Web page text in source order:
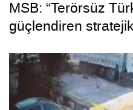
MSB: “Terörsüz
güçlendiren